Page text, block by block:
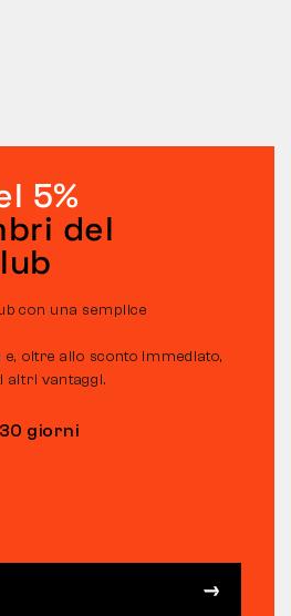
5%
del
con una semplice
e, oltre allo sconto immediato,
altri vantaggi.
giorni